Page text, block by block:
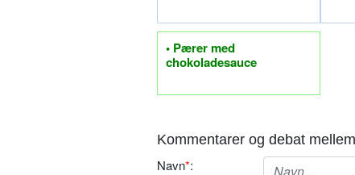
• Pærer med
chokoladesauce
Kommentarer og debat
Navn*: